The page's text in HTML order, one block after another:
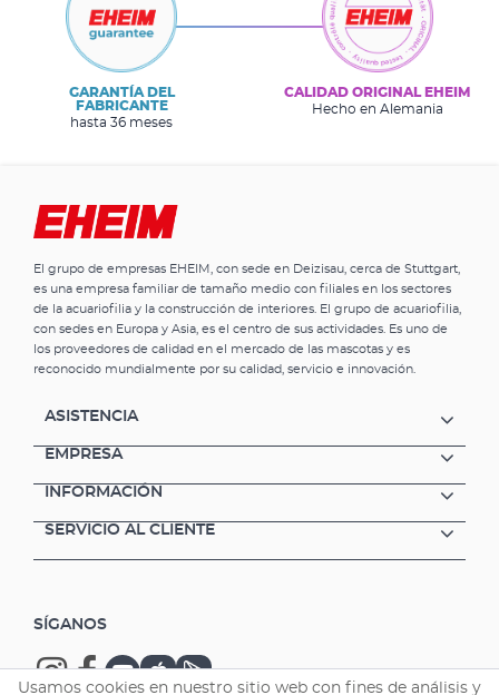
GARANTÍA DEL
FABRICANTE
hasta 36 meses
CALIDAD ORIGINAL EHEIM
Hecho en Alemania
El grupo de empresas EHEIM, con sede en Deizisau, cerca de Stuttgart,
es una empresa familiar de tamaño medio con filiales en los sectores
de la acuariofilia y la construcción de interiores. El grupo de acuariofilia,
con sedes en Europa y Asia, es el centro de sus actividades. Es uno de
los proveedores de calidad en el mercado de las mascotas y es
reconocido mundialmente por su calidad, servicio e innovación.
ASISTENCIA
EMPRESA
INFORMACIÓN
SERVICIO AL CLIENTE
SÍGANOS
Usamos cookies en nuestro sitio web con fines de análisis y